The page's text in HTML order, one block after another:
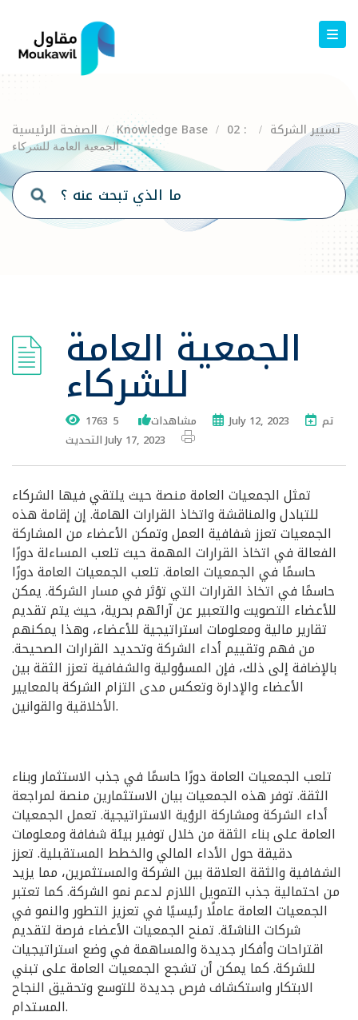
الصفحة الرئيسية / Knowledge Base / 02 : تسيير الشركة
/
الجمعية العامة للشركاء
الجمعية العامة
للشركاء
1763 مشاهدات 5 July 12, 2023
تم
التحديث July 17, 2023
تمثل الجمعيات العامة منصة حيث يلتقي فيها الشركاء
للتبادل والمناقشة واتخاذ القرارات الهامة. إن إقامة هذه
الجمعيات تعزز شفافية العمل وتمكن الأعضاء من المشاركة
الفعالة في اتخاذ القرارات المهمة حيث تلعب المساءلة دورًا
حاسمًا في الجمعيات العامة. تلعب الجمعيات العامة دورًا
حاسمًا في اتخاذ القرارات التي تؤثر في مسار الشركة. يمكن
للأعضاء التصويت والتعبير عن آرائهم بحرية، حيث يتم تقديم
تقارير مالية ومعلومات استراتيجية للأعضاء، وهذا يمكنهم
من فهم وتقييم أداء الشركة وتحديد القرارات الصحيحة.
بالإضافة إلى ذلك، فإن المسؤولية والشفافية تعزز الثقة بين
الأعضاء والإدارة وتعكس مدى التزام الشركة بالمعايير
الأخلاقية والقوانين.
تلعب الجمعيات العامة دورًا حاسمًا في جذب الاستثمار وبناء
الثقة. توفر هذه الجمعيات بيان الاستثمارين منصة لمراجعة
أداء الشركة ومشاركة الرؤية الاستراتيجية. تعمل الجمعيات
العامة على بناء الثقة من خلال توفير بيئة شفافة ومعلومات
دقيقة حول الأداء المالي والخطط المستقبلية. تعزز
الشفافية والثقة العلاقة بين الشركة والمستثمرين، مما يزيد
من احتمالية جذب التمويل اللازم لدعم نمو الشركة. كما تعتبر
الجمعيات العامة عاملًا رئيسيًا في تعزيز التطور والنمو في
شركات الناشئة. تمنح الجمعيات الأعضاء فرصة لتقديم
اقتراحات وأفكار جديدة والمساهمة في وضع استراتيجيات
للشركة. كما يمكن أن تشجع الجمعيات العامة على تبني
الابتكار واستكشاف فرص جديدة للتوسع وتحقيق النجاح
المستدام.